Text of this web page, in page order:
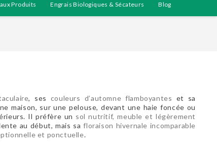
Produits Engrais Biologiques & Sécateurs Blog
, ses couleurs d’automne flamboyantes et sa
maison, sur une pelouse, devant une haie foncée ou
Il préfère un sol nutritif, meuble et légèrement
au début, mais safloraison hivernale incomparable
et ponctuelle.